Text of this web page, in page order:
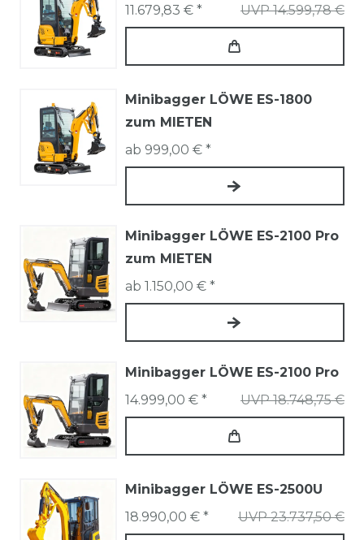
UVP 14.599,78 €
11.679,83 € *
Minibagger LÖWE ES-1800
zum MIETEN
ab 999,00 € *
Minibagger LÖWE ES-2100 Pro
zum MIETEN
ab 1.150,00 € *
Minibagger LÖWE ES-2100 Pro
UVP 18.748,75 €
14.999,00 € *
Minibagger LÖWE ES-2500U
UVP 23.737,50 €
18.990,00 € *